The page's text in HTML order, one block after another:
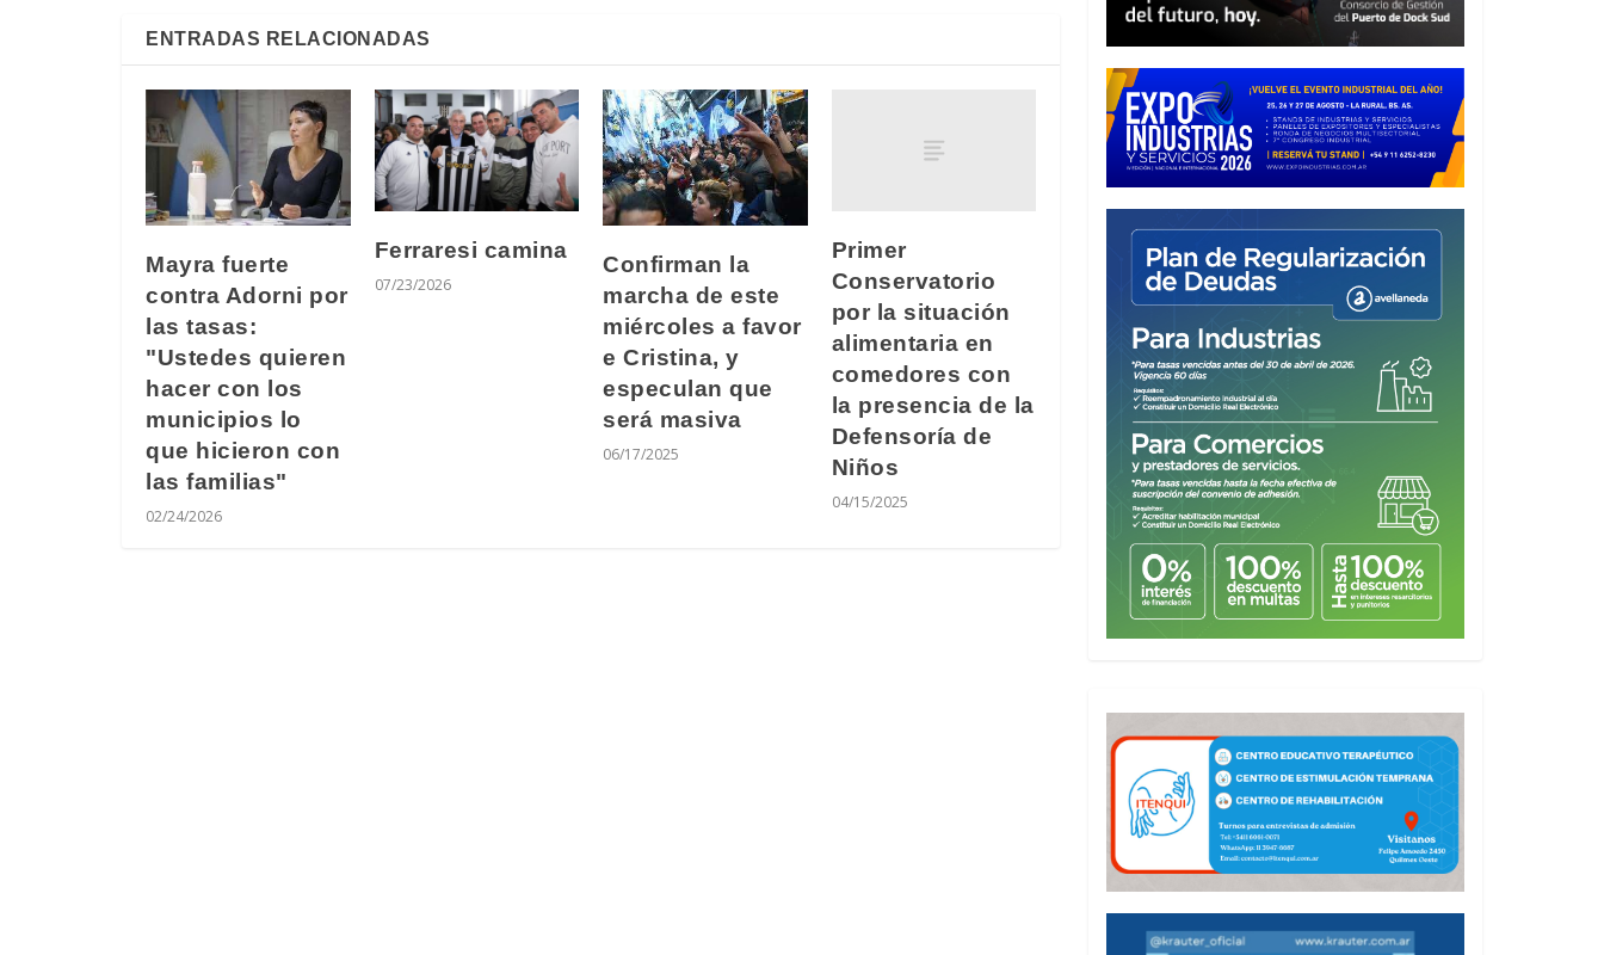
ENTRADAS RELACIONADAS
Mayra fuerte
contra Adorni por
las tasas:
"Ustedes quieren
hacer con los
municipios lo
que hicieron con
las familias"
02/24/2026
Ferraresi camina
07/23/2026
Confirman la
marcha de este
miércoles a favor
e Cristina, y
especulan que
será masiva
06/17/2025
Primer
Conservatorio
por la situación
alimentaria en
comedores con
la presencia de la
Defensoría de
Niños
04/15/2025